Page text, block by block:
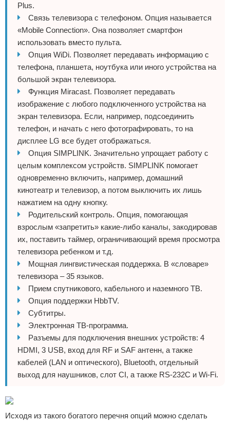
Plus.
Связь телевизора с телефоном. Опция называется
«Mobile Connection». Она позволяет смартфон
использовать вместо пульта.
Опция WiDi. Позволяет передавать информацию с
телефона, планшета, ноутбука или иного устройства на
большой экран телевизора.
Функция Miracast. Позволяет передавать
изображение с любого подключенного устройства на
экран телевизора. Если, например, подсоединить
телефон, и начать с него фотографировать, то на
дисплее LG все будет отображаться.
Опция SIMPLINK. Значительно упрощает работу с
целым комплексом устройств. SIMPLINK помогает
одновременно включить, например, домашний
кинотеатр и телевизор, а потом выключить их лишь
нажатием на одну кнопку.
Родительский контроль. Опция, помогающая
взрослым «запретить» какие-либо каналы, закодировав
их, поставить таймер, ограничивающий время просмотра
телевизора ребенком и т.д.
Мощная лингвистическая поддержка. В «словаре»
телевизора – 35 языков.
Прием спутникового, кабельного и наземного ТВ.
Опция поддержки HbbTV.
Субтитры.
Электронная ТВ-программа.
Разъемы для подключения внешних устройств: 4
HDMI, 3 USB, вход для RF и SAF антенн, а также
кабелей (LAN и оптического), Bluetooth, отдельный
выход для наушников, слот CI, а также RS-232C и Wi-Fi.
Исходя из такого богатого перечня опций можно сделать